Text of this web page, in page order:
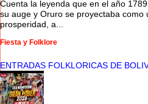
Cuenta la leyenda que en el año
su auge y Oruro se proyectaba como
prosperidad, a...
Fiesta y Folklore
ENTRADAS FOLKLORICAS DE